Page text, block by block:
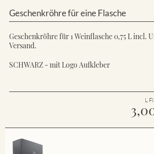
Geschenkröhre für eine Flasche
Geschenkröhre für 1 Weinflasche 0,75 L incl.
Versand.
SCHWARZ - mit Logo Aufkleber
L